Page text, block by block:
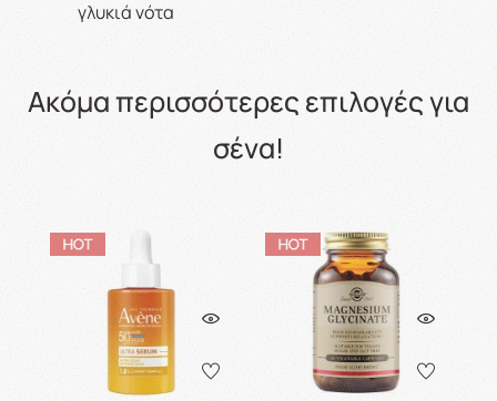
γλυκιά νότα
Ακόμα περισσότερες επιλογές για
σένα!